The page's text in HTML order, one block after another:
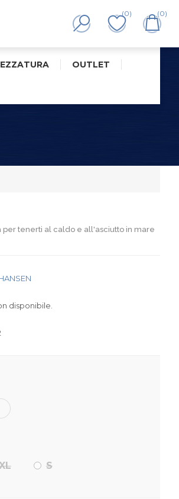
(0) (0)
OUTLET
tenerti al caldo e all'asciutto in mare
disponibile.
S